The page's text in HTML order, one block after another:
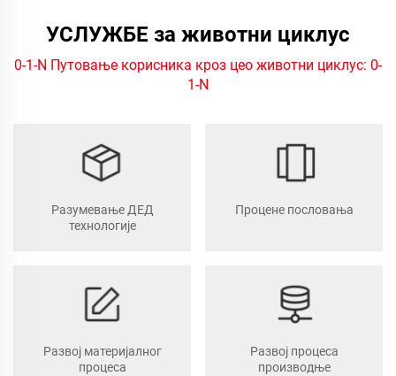
УСЛУЖБЕ за животни циклус
0-1-N Путовање корисника кроз цео животни циклус: 0-
1-N
Разумевање ДЕД
технологије
Процене пословања
Развој материјалног
процеса
Развој процеса
производње